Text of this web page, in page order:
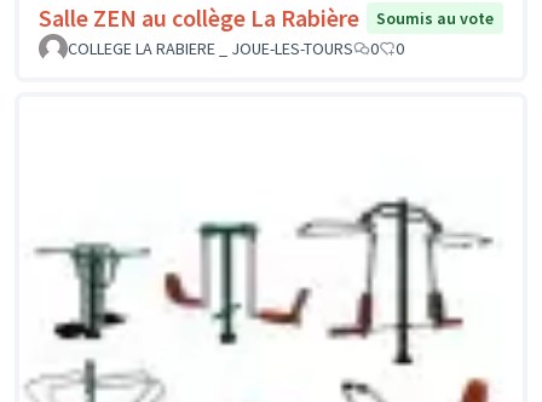
Salle ZEN au collège La Rabière
Soumis au vote
COLLEGE LA RABIERE _ JOUE-LES-TOURS
0 0